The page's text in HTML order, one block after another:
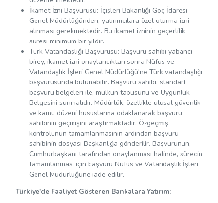
İkamet İzni Başvurusu: İçişleri Bakanlığı Göç İdaresi
Genel Müdürlüğünden, yatırımcılara özel oturma izni
alınması gerekmektedir. Bu ikamet izninin geçerlilik
süresi minimum bir yıldır.
Türk Vatandaşlığı Başvurusu: Başvuru sahibi yabancı
birey, ikamet izni onaylandıktan sonra Nüfus ve
Vatandaşlık İşleri Genel Müdürlüğü'ne Türk vatandaşlığı
başvurusunda bulunabilir. Başvuru sahibi, standart
başvuru belgeleri ile, mülkün tapusunu ve Uygunluk
Belgesini sunmalıdır. Müdürlük, özellikle ulusal güvenlik
ve kamu düzeni hususlarına odaklanarak başvuru
sahibinin geçmişini araştırmaktadır. Özgeçmiş
kontrolünün tamamlanmasının ardından başvuru
sahibinin dosyası Başkanlığa gönderilir. Başvurunun,
Cumhurbaşkanı tarafından onaylanması halinde, sürecin
tamamlanması için başvuru Nüfus ve Vatandaşlık İşleri
Genel Müdürlüğüne iade edilir.
Türkiye'de Faaliyet Gösteren Bankalara Yatırım: